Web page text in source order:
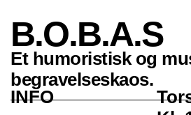
B.O.B.A.S
Et humoristisk og
begravelseskaos.
INFO